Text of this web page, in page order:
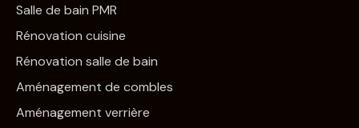
Salle de bain PMR
Rénovation cuisine
Rénovation salle de bain
Aménagement de combles
Aménagement verrière